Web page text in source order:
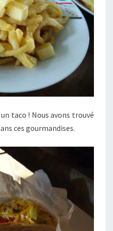
taco ! Nous avons trouvé
ces gourmandises.